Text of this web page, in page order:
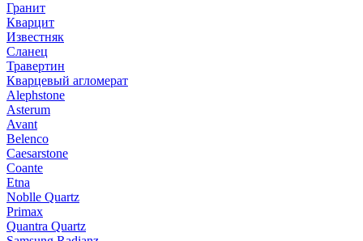
Гранит
Кварцит
Известняк
Сланец
Травертин
Кварцевый агломерат
Alephstone
Asterum
Avant
Belenco
Caesarstone
Coante
Etna
Noblle Quartz
Primax
Quantra Quartz